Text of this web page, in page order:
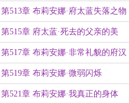
第513章 布莉安娜·府太蓝失落之物
第515章 府太蓝·死去的父亲的美
第517章 布莉安娜·非常礼貌的府汉
第519章 布莉安娜·微弱闪烁
第521章 布莉安娜·我真正的身体